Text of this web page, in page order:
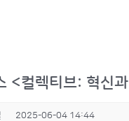
<컬렉티브: 혁신
2025-06-04 14:44